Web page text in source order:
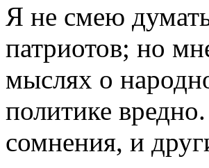
Я не смею
патриотов; но
мыслях о
политике
сомнения, и